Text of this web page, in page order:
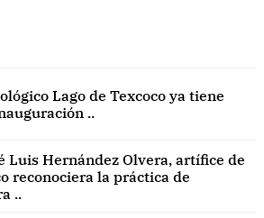
Lago de Texcoco ya tiene
..
Luis Hernández Olvera, artífice de
reconociera la práctica de
..